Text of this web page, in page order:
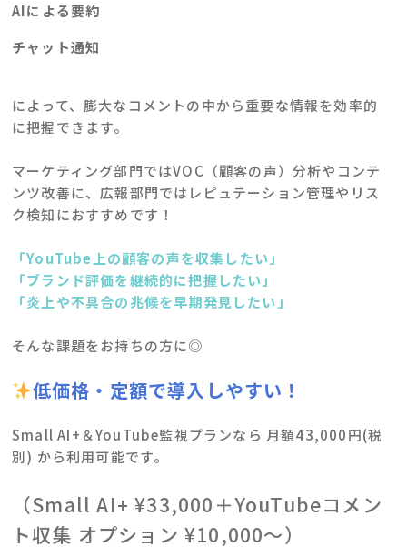
AIによる要約
チャット通知
によって、膨大なコメントの中から重要な情報を効率的
に把握できます。
マーケティング部門ではVOC（顧客の声）分析やコンテ
ンツ改善に、広報部門ではレピュテーション管理やリス
ク検知におすすめです！
「YouTube上の顧客の声を収集したい」
「ブランド評価を継続的に把握したい」
「炎上や不具合の兆候を早期発見したい」
そんな課題をお持ちの方に◎
低価格・定額で導入しやすい！
Small AI+＆YouTube監視プランなら 月額43,000円(税
別) から利用可能です。
（Small AI+ ¥33,000＋YouTubeコメン
ト収集 オプション ¥10,000～）